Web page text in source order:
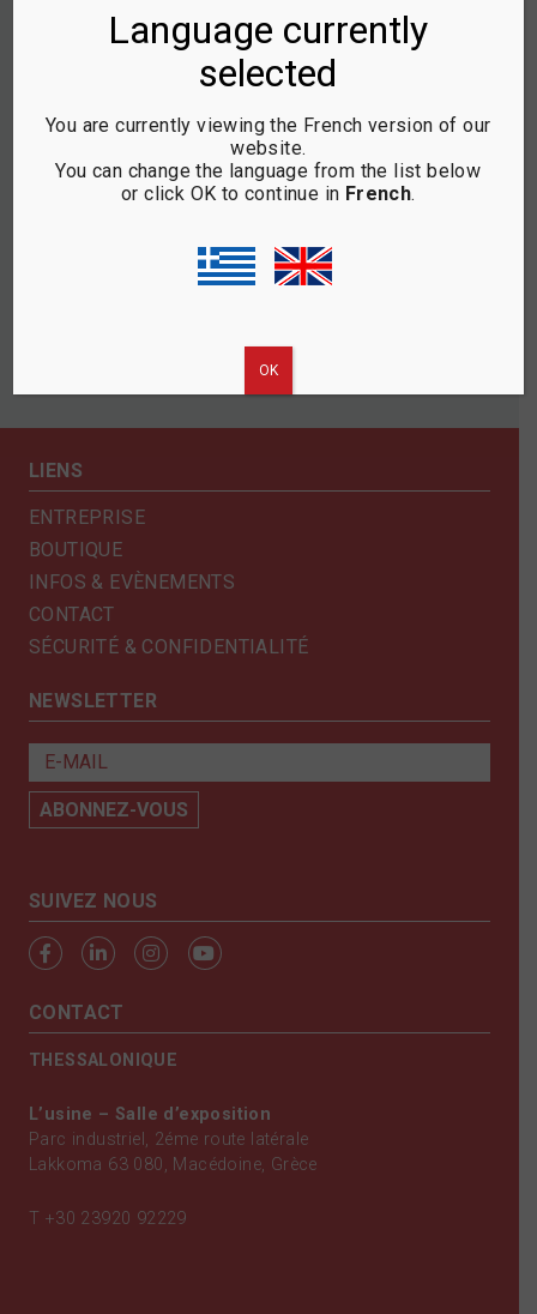
LIENS
ENTREPRISE
BOUTIQUE
INFOS & EVÈNEMENTS
CONTACT
SÉCURITÉ & CONFIDENTIALITÉ
NEWSLETTER
SUIVEZ NOUS
CONTACT
THESSALONIQUE
L’usine – Salle d’exposition
Parc industriel, 2éme route latérale
Lakkoma 63 080, Macédoine, Grèce
T +30 23920 92229
Language currently
selected
You are currently viewing the French version of our
website.
You can change the language from the list below
or click OK to continue in French.
ΟΚ